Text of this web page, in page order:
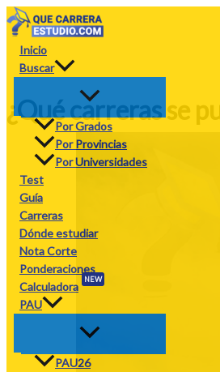
Ir
al
contenido
Inicio
Buscar
Por Grados
Por Provincias
Por Universidades
Test
Guía
Carreras
Dónde estudiar
Nota Corte
Ponderaciones
Calculadora
NEW
PAU
PAU26
¿Qué carreras se